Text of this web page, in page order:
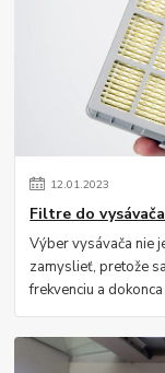
12.01.2023
Filtre do vysávača
Výber vysávača nie
zamyslieť, pretože
frekvenciu a